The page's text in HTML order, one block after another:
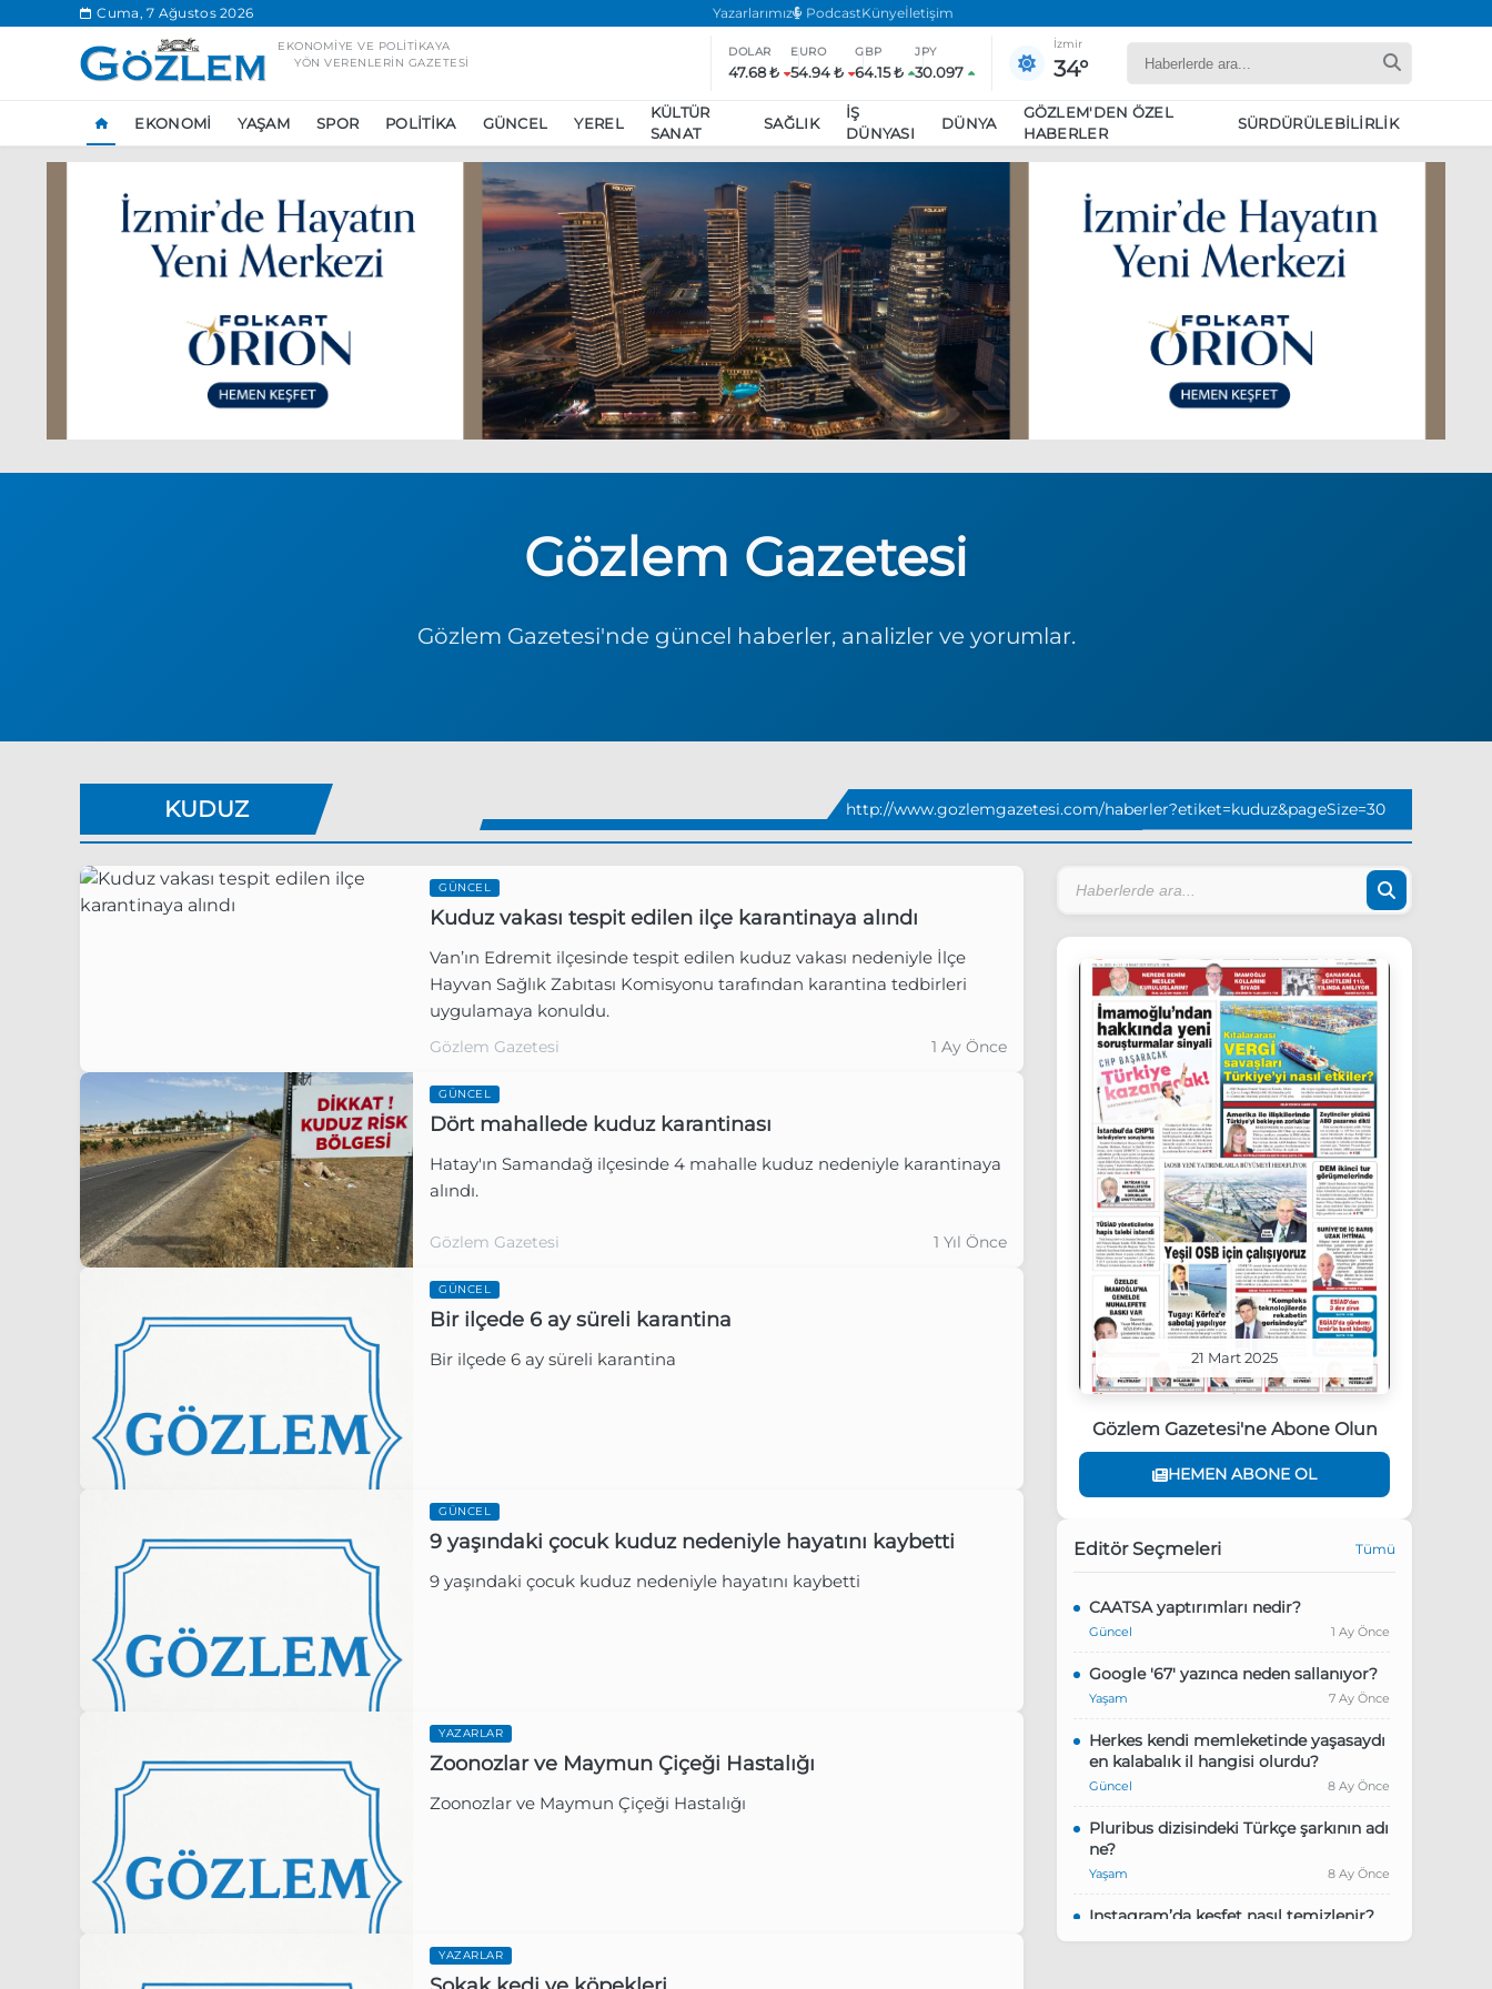
Cuma, 7 Ağustos 2026 Yazarlarımız PodcastKünyeİletişim
EKONOMIYE VE POLITIKAYA
YÖN VERENLERIN GAZETESI
DOLAR
47.68 ₺
EURO
54.94 ₺
GBP
64.15 ₺
JPY
30.097
İzmir
34°
EKONOMI YAŞAM SPOR POLITIKA GÜNCEL YEREL
KÜLTÜR
SANAT
SAĞLIK
İŞ
DÜNYASI
DÜNYA
GÖZLEM'DEN ÖZEL
HABERLER
SÜRDÜRÜLEBILIRLIK
Ankara’da eylem yasağı uzatıldı
Özgür Özel, Ekrem İmamoğlu’nu ziyaret edecek
Ünlü çift bir etkinliğe daha katılmama kararı aldı
Boykot
Gözlem Gazetesi
Gözlem Gazetesi'nde güncel haberler, analizler ve yorumlar.
KUDUZ http://www.gozlemgazetesi.com/haberler?etiket=kuduz&pageSize=30
GÜNCEL
Kuduz vakası tespit edilen ilçe karantinaya alındı
Van’ın Edremit ilçesinde tespit edilen kuduz vakası nedeniyle İlçe
Hayvan Sağlık Zabıtası Komisyonu tarafından karantina tedbirleri
uygulamaya konuldu.
Gözlem Gazetesi 1 Ay Önce
GÜNCEL
Dört mahallede kuduz karantinası
Hatay'ın Samandağ ilçesinde 4 mahalle kuduz nedeniyle karantinaya
alındı.
Gözlem Gazetesi 1 Yıl Önce
GÜNCEL
Bir ilçede 6 ay süreli karantina
Bir ilçede 6 ay süreli karantina
Gözlem Gazetesi
GÜNCEL
9 yaşındaki çocuk kuduz nedeniyle hayatını kaybetti
9 yaşındaki çocuk kuduz nedeniyle hayatını kaybetti
Gözlem Gazetesi
YAZARLAR
Zoonozlar ve Maymun Çiçeği Hastalığı
Zoonozlar ve Maymun Çiçeği Hastalığı
YAZARLAR
21 Mart 2025
Gözlem Gazetesi'ne Abone Olun
HEMEN ABONE OL
Editör Seçmeleri Tümü
CAATSA yaptırımları nedir?
Güncel 1 Ay Önce
Google '67' yazınca neden sallanıyor?
Yaşam 7 Ay Önce
Herkes kendi memleketinde yaşasaydı
en kalabalık il hangisi olurdu?
Güncel 8 Ay Önce
Pluribus dizisindeki Türkçe şarkının adı
ne?
Yaşam 8 Ay Önce
Instagram’da keşfet nasıl temizlenir?
Yaşam 9 Ay Önce